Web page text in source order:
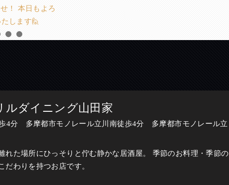
！ 本日もよろ
します🙋
ルダイニング山田家
4分 多摩都市モノレール立川南徒歩4分 多摩都市モノレール立
れた場所にひっそりと佇む静かな居酒屋。 季節のお料理・季節の
だわりを持つお店です。